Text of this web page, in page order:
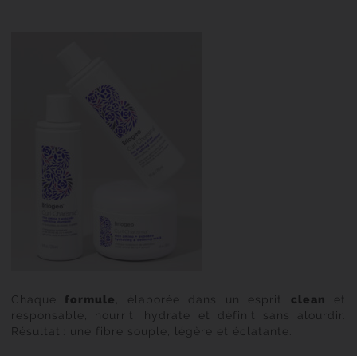
Chaque formule , élaborée dans un esprit clean et
responsable, nourrit, hydrate et définit sans alourdir.
Résultat : une fibre souple, légère et éclatante.